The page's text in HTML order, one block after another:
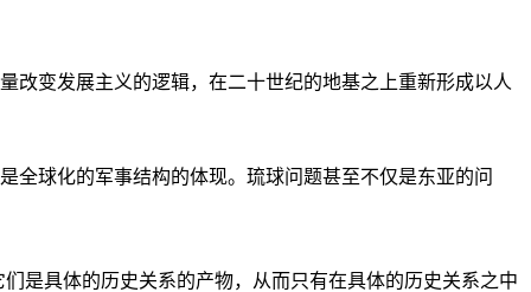
改变发展主义的逻辑，在二十世纪的地基之上重新形成以人
全球化的军事结构的体现。琉球问题甚至不仅是东亚的问
是具体的历史关系的产物，从而只有在具体的历史关系之中